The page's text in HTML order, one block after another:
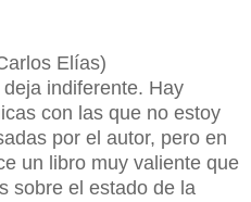
Elías)
indiferente. Hay
con las que no estoy
por el autor, pero en
un libro muy valiente que
sobre el estado de la